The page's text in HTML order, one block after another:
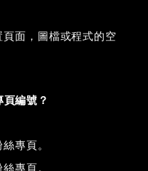
面，圖檔或程式的空
頁編號？
專頁。
專頁。